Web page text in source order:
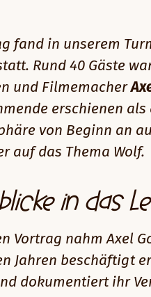
fand in unserem
Rund 40 Gäste
und Filmemacher
erschienen
von Beginn an
auf das Thema Wolf.
in das
Vortrag nahm Axel
Jahren beschäftigt
dokumentiert ihr